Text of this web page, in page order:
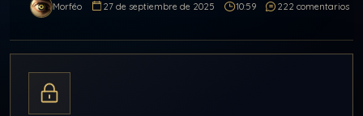
Morféo 27 de septiembre de 2025 10:59 222 comentarios